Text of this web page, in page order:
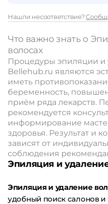
Нашли несоответствие?
Что важно знать о
волосах
Процедуры эпиляции и
Bellehub.ru являются
иметь
беременность,
приём ряда лекарств.
рекомендуется
информирование
здоровья. Результат и
зависят от
соблюдения
Эпиляция и
Эпиляция и удаление
удобный поиск салонов и